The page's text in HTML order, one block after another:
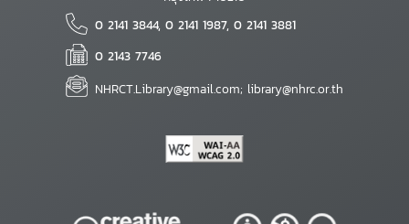
0 2141 3844, 0 2141 1987, 0 2141 3881
0 2143 7746
NHRCT.Library@gmail.com; library@nhrc.or.th